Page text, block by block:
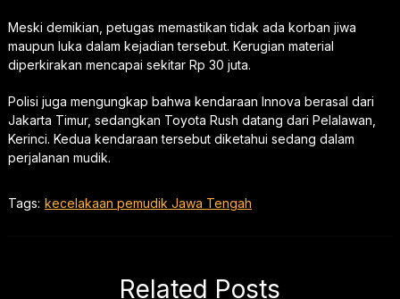
Meski demikian, petugas memastikan tidak ada korban jiwa
maupun luka dalam kejadian tersebut. Kerugian material
diperkirakan mencapai sekitar Rp 30 juta.
Polisi juga mengungkap bahwa kendaraan Innova berasal dari
Jakarta Timur, sedangkan Toyota Rush datang dari Pelalawan,
Kerinci. Kedua kendaraan tersebut diketahui sedang dalam
perjalanan mudik.
Tags: kecelakaan pemudik Jawa Tengah
Related Posts